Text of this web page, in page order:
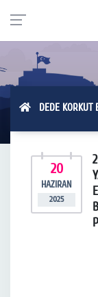
DEDE KORKUT
20
HAZIRAN
2025